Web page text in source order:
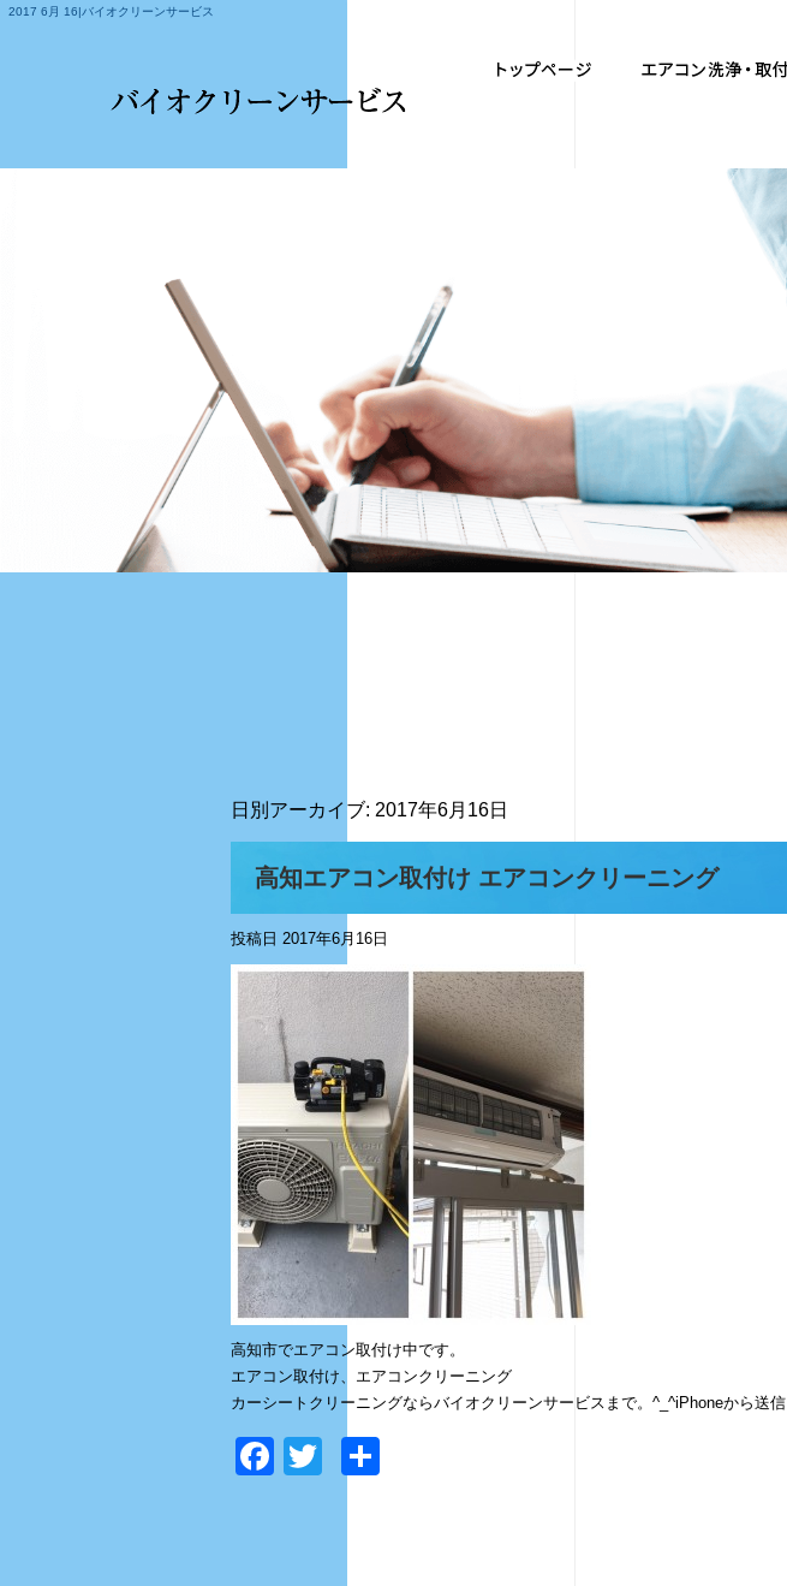
2017 6月 16|バイオクリーンサービス
日別アーカイブ: 2017年6月16日
高知エアコン取付け エアコンクリーニング
投稿日 2017年6月16日
高知市でエアコン取付け中です。
エアコン取付け、エアコンクリーニング
カーシートクリーニングならバイオクリーンサービスまで。^_^iPhoneから送信
Facebook
Twitter